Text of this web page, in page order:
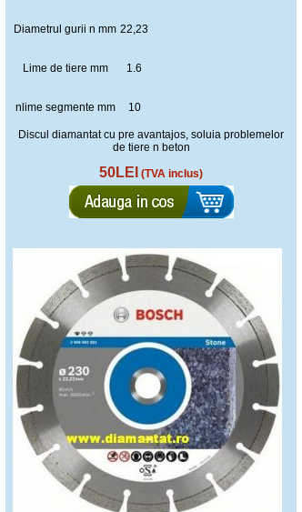
Diametrul gurii n mm 22,23
Lime de tiere mm 1.6
nlime segmente mm 10
Discul diamantat cu pre avantajos, soluia problemelor
de tiere n beton
50LEI (TVA inclus)